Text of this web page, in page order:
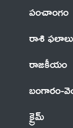
పంచాంగం
రాశి ఫలాలు
రాజకీయం
బంగారం-
క్రైమ్